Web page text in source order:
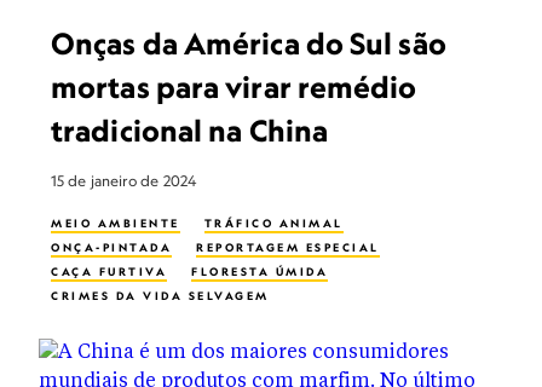
Onças da América do Sul são
mortas para virar remédio
tradicional na China
15 de janeiro de 2024
MEIO AMBIENTE
TRÁFICO ANIMAL
ONÇA-PINTADA
REPORTAGEM ESPECIAL
CAÇA FURTIVA
FLORESTA ÚMIDA
CRIMES DA VIDA SELVAGEM